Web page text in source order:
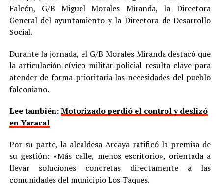
Falcón, G/B Miguel Morales Miranda, la Directora
General del ayuntamiento y la Directora de Desarrollo
Social.
Durante la jornada, el G/B Morales Miranda destacó que
la articulación cívico-militar-policial resulta clave para
atender de forma prioritaria las necesidades del pueblo
falconiano.
Lee también:Motorizado perdió el control y deslizó
en Yaracal
Por su parte, la alcaldesa Arcaya ratificó la premisa de
su gestión: «Más calle, menos escritorio», orientada a
llevar soluciones concretas directamente a las
comunidades del municipio Los Taques.